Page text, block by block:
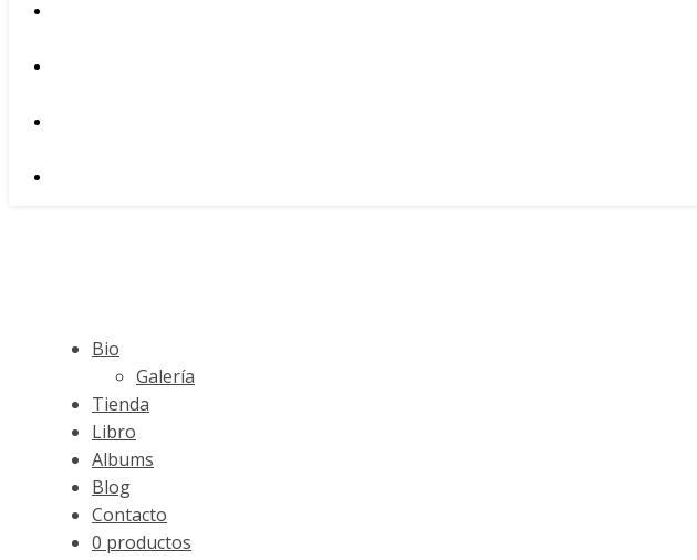
Bio
Galería
Tienda
Libro
Albums
Blog
Contacto
0 productos